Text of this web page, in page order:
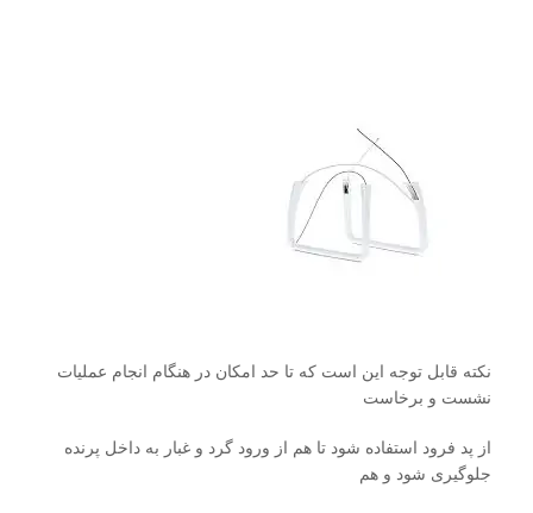
نکته قابل توجه این است که تا حد امکان در هنگام انجام عملیات
نشست و برخاست
از پد فرود استفاده شود تا هم از ورود گرد و غبار به داخل پرنده
جلوگیری شود و هم